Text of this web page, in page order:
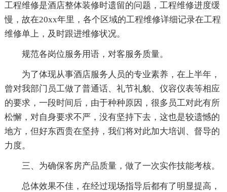
工程维修是酒店整体装修时遗留的问题，工程维修进度缓
慢，故在20xx年里，各个区域的工程维修详细记录在工程
维修单上，及时跟进维修状况。
规范各岗位服务用语，对客服务质量。
为了体现从事酒店服务人员的专业素养，在上半年，
曾对我部门员工做了普通话、礼节礼貌、仪容仪表等相应
的要求，一段时间后，由于种种原因，很多员工对此有所
松懈，对自身要求不严，没有坚持下去，这也是较遗憾的
地方，但好东西贵在坚持，我们将对此加大培训、督导的
力度。
三、为确保客房产品质量，做了一次实作技能考核。
总体效果不佳，在经过现场指导后都有了明显提高，